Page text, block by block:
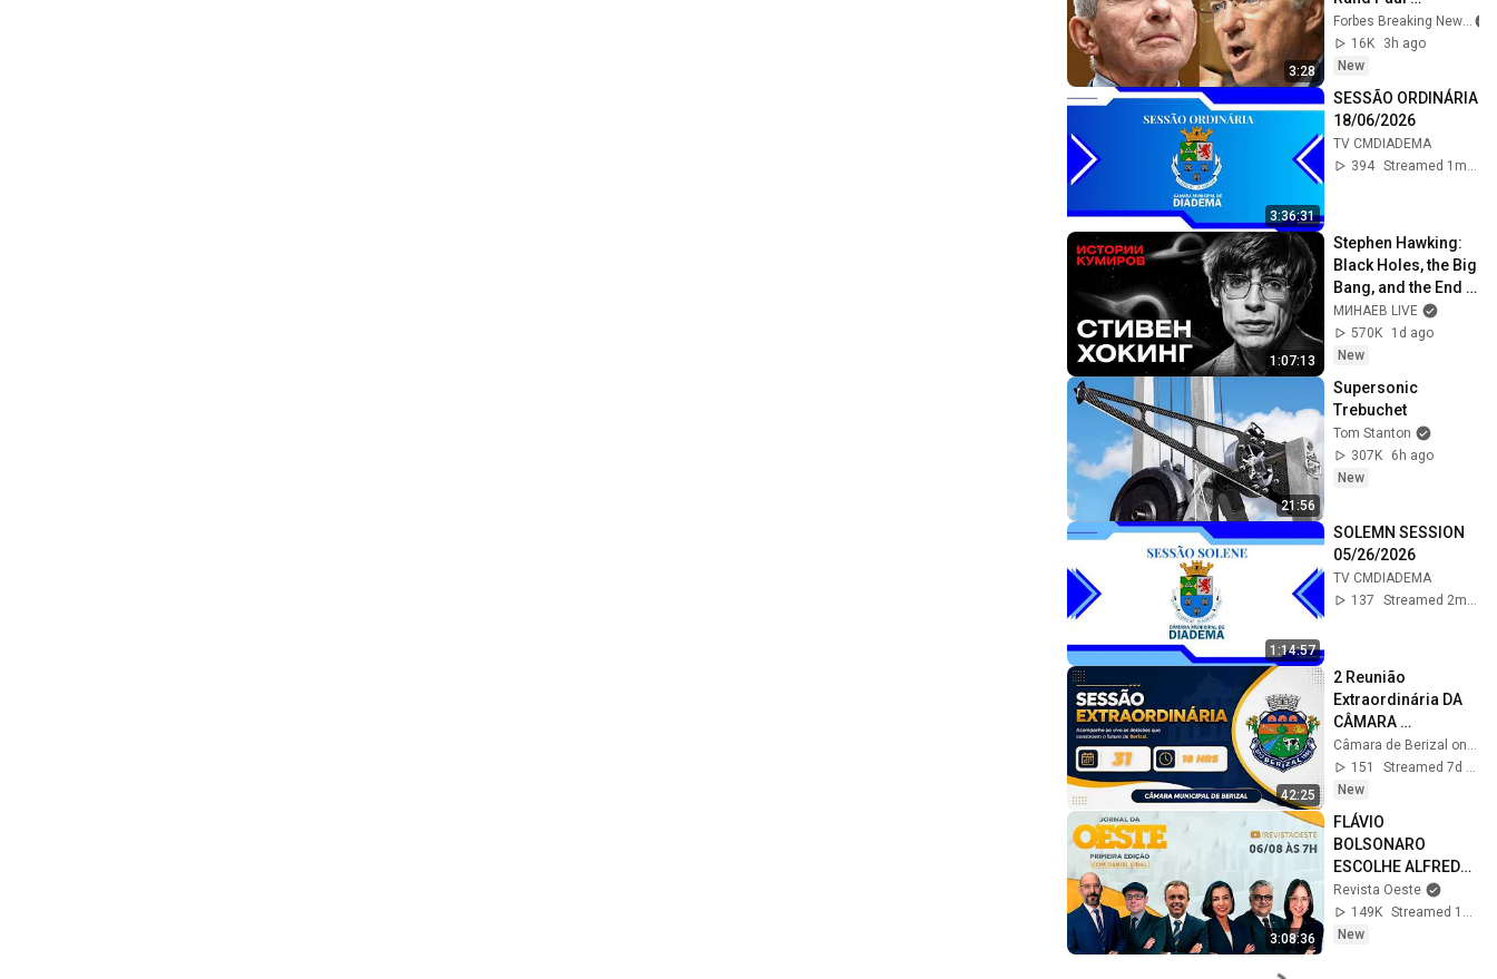
3:28
Excoriates Dr. Fauci
For Pleading The
Fifth
Forbes Breaking News
16K
3h ago
New
3:36:31
SESSÃO ORDINÁRIA
18/06/2026
TV CMDIADEMA
394
Streamed 1mo ago
1:07:13
Stephen Hawking:
Black Holes, the Big
Bang, and the End
of the Universe /
Idol Stories /
MINAEV
МИНАЕВ LIVE
570K
1d ago
New
21:56
Supersonic
Trebuchet
Tom Stanton
307K
6h ago
New
1:14:57
SOLEMN SESSION
05/26/2026
TV CMDIADEMA
137
42:25
2 Reunião
Extraordinária DA
CÂMARA
MUNICIPAL DE
BERIZAL 2026 - 31-
07-2026.
151
New
3:08:36
FLÁVIO
BOLSONARO
ESCOLHE ALFREDO
GASPAR PARA VICE
- JORNAL DA OESTE
PRIMEIRA EDIÇÃO -
Revista Oeste
149K
New